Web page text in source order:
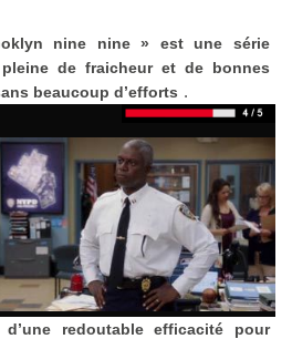
nine nine » est une série
de fraicheur et de bonnes
beaucoup d’efforts .
redoutable efficacité pour